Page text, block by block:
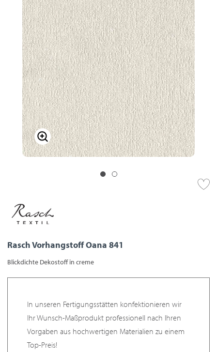
Rasch Vorhangstoff Oana 841
Blickdichte Dekostoff in creme
In unseren Fertigungsstätten konfektionieren wir
Ihr Wunsch-Maßprodukt professionell nach Ihren
Vorgaben aus hochwertigen Materialien zu einem
Top-Preis!